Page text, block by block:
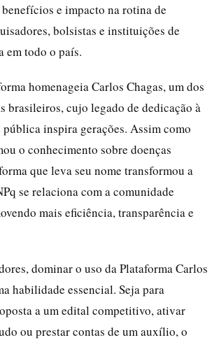
e impacto na rotina de
bolsistas e instituições de
em todo o país.
homenageia Carlos Chagas, um dos
brasileiros, cujo legado de dedicação à
pública inspira gerações. Assim como
o conhecimento sobre doenças
que leva seu nome transformou a
se relaciona com a comunidade
mais eficiência, transparência e
dominar o uso da Plataforma Carlos
habilidade essencial. Seja para
a um edital competitivo, ativar
ou prestar contas de um auxílio, o